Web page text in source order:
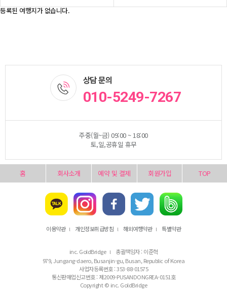
등록된 여행지가 없습니다.
상담 문의
010-5249-7267
주중(월~금) 09:00 ~ 18:00
토,일,공휴일 휴무
홈 회사소개 예약 및 결제 회원가입 TOP
이용약관 l 개인정보취급방침 l 해외여행약관 l 특별약관
inc. GoldBridge l
총괄책임자 : 이준혁
979, Jungang-daero, Busanjin-gu, Busan, Republic of Korea
사업자등록번호 : 353-88-01575
통신판매업신고번호 : 제2009-PUSANDONGREA-0151호
Copyright © inc. GoldBridge